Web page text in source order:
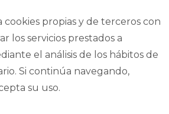
cookies propias y de terceros con
los servicios prestados a
el análisis de los hábitos de
Si continúa navegando,
su uso.